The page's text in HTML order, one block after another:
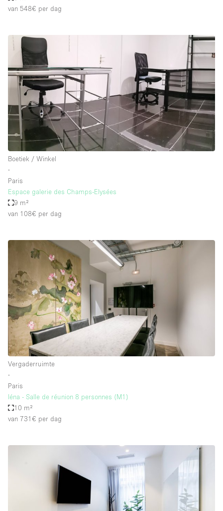
van 548€ per dag
Boetiek / Winkel
∙
Paris
Espace galerie des Champs-Elysées
9 m²
van 108€ per dag
Vergaderruimte
∙
Paris
Iéna - Salle de réunion 8 personnes (M1)
10 m²
van 731€ per dag